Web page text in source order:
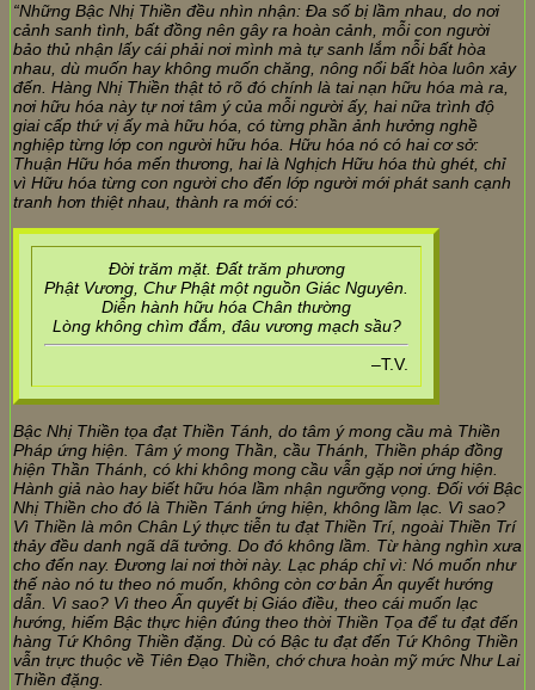
“Những Bậc Nhị Thiền đều nhìn nhận: Đa số bị lầm nhau, do nơi
cảnh sanh tình, bất đồng nên gây ra hoàn cảnh, mỗi con người
bảo thủ nhận lấy cái phải nơi mình mà tự sanh lắm nỗi bất hòa
nhau, dù muốn hay không muốn chăng, nông nổi bất hòa luôn xảy
đến. Hàng Nhị Thiền thật tỏ rõ đó chính là tai nạn hữu hóa mà ra,
nơi hữu hóa này tự nơi tâm ý của mỗi người ấy, hai nữa trình độ
giai cấp thứ vị ấy mà hữu hóa, có từng phần ảnh hưởng nghề
nghiệp từng lớp con người hữu hóa. Hữu hóa nó có hai cơ sở:
Thuận Hữu hóa mến thương, hai là Nghịch Hữu hóa thù ghét, chỉ
vì Hữu hóa từng con người cho đến lớp người mới phát sanh cạnh
tranh hơn thiệt nhau, thành ra mới có:
Đời trăm mặt. Đất trăm phương
Phật Vương, Chư Phật một nguồn Giác Nguyên.
Diễn hành hữu hóa Chân thường
Lòng không chìm đắm, đâu vương mạch sầu?
–T.V.
Bậc Nhị Thiền tọa đạt Thiền Tánh, do tâm ý mong cầu mà Thiền
Pháp ứng hiện. Tâm ý mong Thần, cầu Thánh, Thiền pháp đồng
hiện Thần Thánh, có khi không mong cầu vẫn gặp nơi ứng hiện.
Hành giả nào hay biết hữu hóa lầm nhận ngưỡng vọng. Đối với Bậc
Nhị Thiền cho đó là Thiền Tánh ứng hiện, không lầm lạc. Vì sao?
Vì Thiền là môn Chân Lý thực tiễn tu đạt Thiền Trí, ngoài Thiền Trí
thảy đều danh ngã dã tưởng. Do đó không lầm. Từ hàng nghìn xưa
cho đến nay. Đương lai nơi thời này. Lạc pháp chỉ vì: Nó muốn như
thế nào nó tu theo nó muốn, không còn cơ bản Ấn quyết hướng
dẫn. Vì sao? Vì theo Ấn quyết bị Giáo điều, theo cái muốn lạc
hướng, hiếm Bậc thực hiện đúng theo thời Thiền Tọa để tu đạt đến
hàng Tứ Không Thiền đặng. Dù có Bậc tu đạt đến Tứ Không Thiền
vẫn trực thuộc về Tiên Đạo Thiền, chớ chưa hoàn mỹ mức Như Lai
Thiền đặng.